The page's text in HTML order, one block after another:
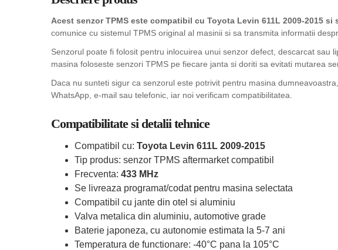
Acest senzor TPMS este compatibil cu Toyota Levin 611L 2009-2015
comunice cu sistemul TPMS original al masinii si sa transmita informatii
Senzorul poate fi folosit pentru inlocuirea unui senzor defect, descarcat
masina foloseste senzori TPMS pe fiecare janta si doriti sa evitati mutarea
Daca nu sunteti sigur ca senzorul este potrivit pentru masina
WhatsApp, e-mail sau telefonic, iar noi verificam compatibilitatea.
Compatibilitate si detalii tehnice
Compatibil cu: Toyota Levin 611L 2009-2015
Tip produs: senzor TPMS aftermarket compatibil
Frecventa: 433 MHz
Se livreaza programat/codat pentru masina selectata
Compatibil cu jante din otel si aluminiu
Valva metalica din aluminiu, automotive grade
Baterie japoneza, cu autonomie estimata la 5-7 ani
Temperatura de functionare: -40°C pana la 105°C